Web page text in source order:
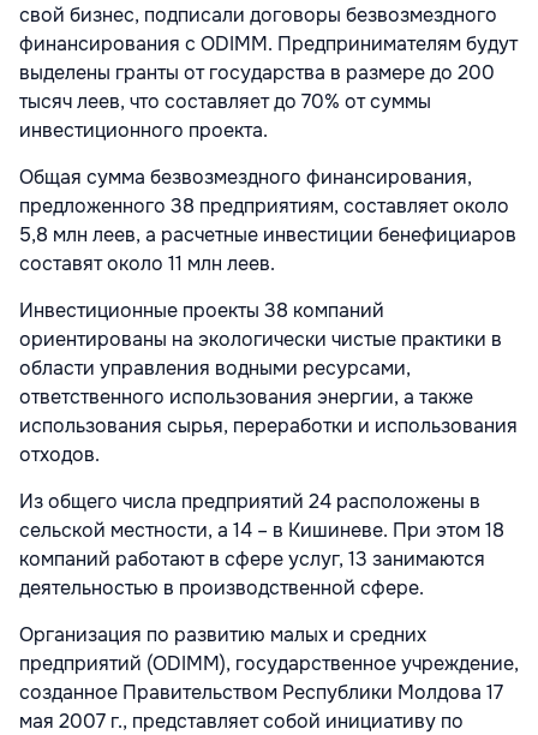
свой бизнес, подписали договоры безвозмездного
финансирования с ODIMM. Предпринимателям будут
выделены гранты от государства в размере до 200
тысяч леев, что составляет до 70% от суммы
инвестиционного проекта.
Общая сумма безвозмездного финансирования,
предложенного 38 предприятиям, составляет около
5,8 млн леев, а расчетные инвестиции бенефициаров
составят около 11 млн леев.
Инвестиционные проекты 38 компаний
ориентированы на экологически чистые практики в
области управления водными ресурсами,
ответственного использования энергии, а также
использования сырья, переработки и использования
отходов.
Из общего числа предприятий 24 расположены в
сельской местности, а 14 – в Кишиневе. При этом 18
компаний работают в сфере услуг, 13 занимаются
деятельностью в производственной сфере.
Организация по развитию малых и средних
предприятий (ODIMM), государственное учреждение,
созданное Правительством Республики Молдова 17
мая 2007 г., представляет собой инициативу по